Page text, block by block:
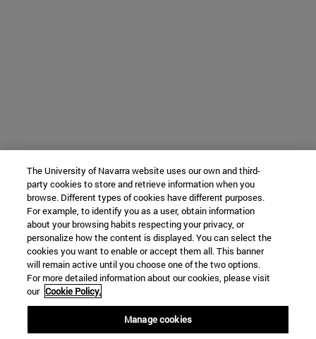
The University of Navarra website uses our own and third-
party cookies to store and retrieve information when you
browse. Different types of cookies have different purposes.
For example, to identify you as a user, obtain information
about your browsing habits respecting your privacy, or
personalize how the content is displayed. You can select the
cookies you want to enable or accept them all. This banner
will remain active until you choose one of the two options.
For more detailed information about our cookies, please visit
our Cookie Policy.
Manage cookies